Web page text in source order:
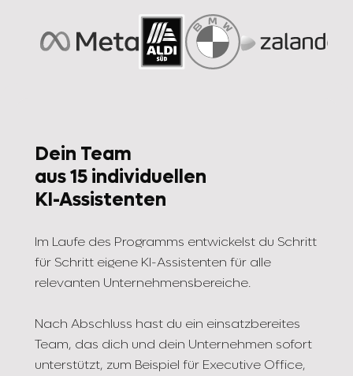
Dein Team
aus 15 individuellen
KI-Assistenten
Im Laufe des Programms entwickelst du Schritt
für Schritt eigene KI-Assistenten für alle
relevanten Unternehmensbereiche.
Nach Abschluss hast du ein einsatzbereites
Team, das dich und dein Unternehmen sofort
unterstützt, zum Beispiel für Executive Office,